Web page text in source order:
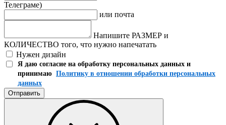
Телеграме)
или почта
Напишите РАЗМЕР и
КОЛИЧЕСТВО того, что нужно напечатать
Нужен дизайн
Я даю согласие на обработку персональных данных и
принимаю Политику в отношении обработки персональных
данных
Отправить